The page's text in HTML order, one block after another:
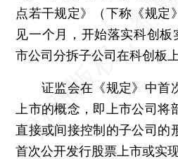
点若干规定》（下称《规定
见一个月，开始落实科创
市公司分拆子公司在科创板
证监会在《规定》中首
上市的概念，即上市公司
直接或间接控制的子公司的
首次公开发行股票上市或实